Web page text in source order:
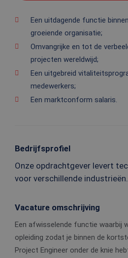
Een uitdagende functie
groeiende organisatie;
Omvangrijke en tot de
projecten wereldwijd;
Een uitgebreid
medewerkers;
Een marktconform salaris.
Bedrijfsprofiel
Onze opdrachtgever levert
voor verschillende industrieën.
Vacature omschrijving
Een afwisselende functie waarbij
opleiding zodat je binnen de
Project Engineer onder de knie